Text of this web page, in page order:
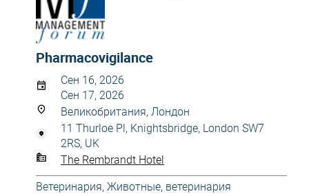
Pharmacovigilance
Сен 16, 2026
Сен 17, 2026
Великобритания, Лондон
11 Thurloe Pl, Knightsbridge, London SW7
2RS, UK
The Rembrandt Hotel
Ветеринария, Животные, ветеринария